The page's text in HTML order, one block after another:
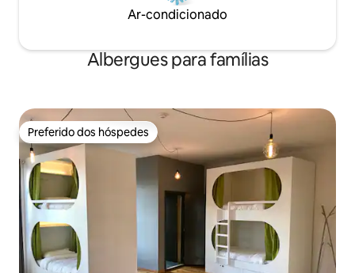
Ar-condicionado
Albergues para famílias
Preferido dos hóspedes
Preferido dos hóspedes